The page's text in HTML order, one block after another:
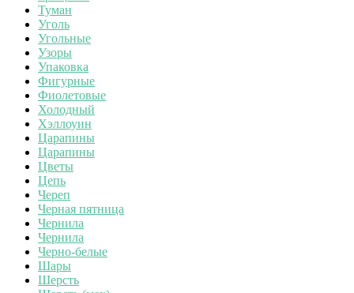
Туман
Уголь
Угольные
Узоры
Упаковка
Фигурные
Фиолетовые
Холодный
Хэллоуин
Царапины
Царапины
Цветы
Цепь
Череп
Черная пятница
Чернила
Чернила
Черно-белые
Шары
Шерсть